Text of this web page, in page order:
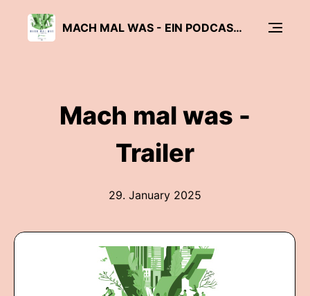
MACH MAL WAS - EIN PODCAST DER FREIWILLIGENAGENTUR BIELEFELD
Mach mal was -
Trailer
29. January 2025